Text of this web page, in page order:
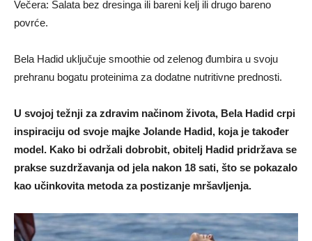
Večera: Salata bez dresinga ili bareni kelj ili drugo bareno
povrće.
Bela Hadid uključuje smoothie od zelenog đumbira u svoju
prehranu bogatu proteinima za dodatne nutritivne prednosti.
U svojoj težnji za zdravim načinom života, Bela Hadid crpi
inspiraciju od svoje majke Jolande Hadid, koja je također
model. Kako bi održali dobrobit, obitelj Hadid pridržava se
prakse suzdržavanja od jela nakon 18 sati, što se pokazalo
kao učinkovita metoda za postizanje mršavljenja.